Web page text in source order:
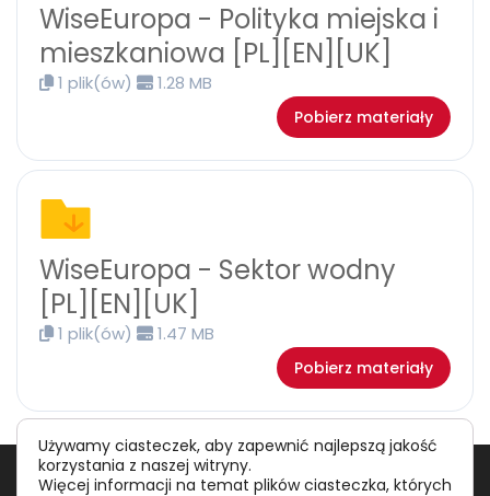
WiseEuropa - Polityka miejska i
mieszkaniowa [PL][EN][UK]
1 plik(ów) 1.28 MB
Pobierz materiały
WiseEuropa - Sektor wodny
[PL][EN][UK]
1 plik(ów) 1.47 MB
Pobierz materiały
Polityka prywatności
Używamy ciasteczek, aby zapewnić najlepszą jakość
korzystania z naszej witryny.
Więcej informacji na temat plików ciasteczka, których